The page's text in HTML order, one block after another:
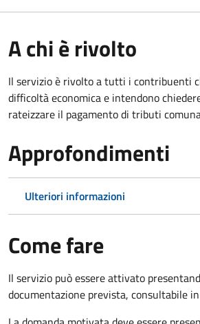
A chi è rivolto
Il servizio è rivolto a tutti i contribuenti
difficoltà economica e intendono
rateizzare il pagamento di tributi
Approfondimenti
Ulteriori informazioni
Come fare
Il servizio può essere attivato
documentazione prevista, consultabile